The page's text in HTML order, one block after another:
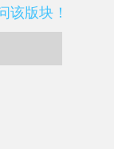
该版块！